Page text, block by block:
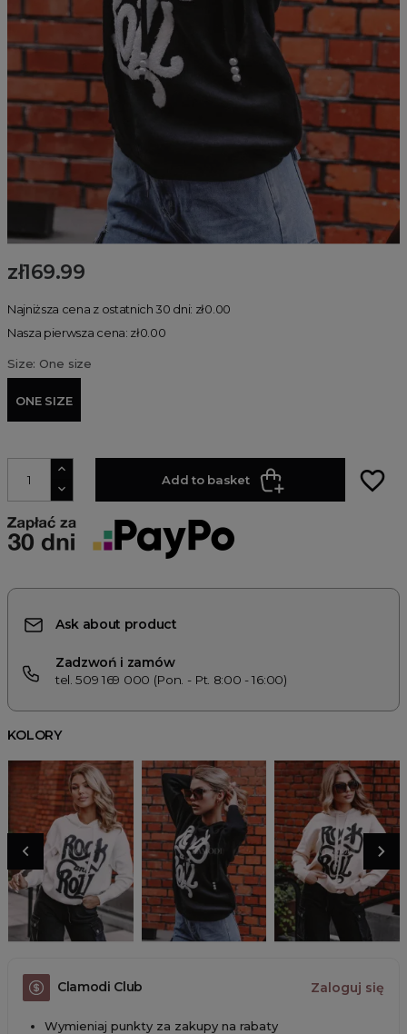
zł169.99
Najniższa cena z ostatnich 30 dni: zł0.00
Nasza pierwsza cena: zł0.00
Size: One size
ONE SIZE
Add to basket favorite_border
Ask about product
Zadzwoń i zamów
tel. 509 169 000 (Pon. - Pt. 8:00 - 16:00)
KOLORY
Clamodi Club Zaloguj się
Wymieniaj punkty za zakupy na rabaty